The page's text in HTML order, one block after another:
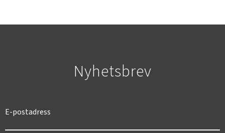
Nyhetsbrev